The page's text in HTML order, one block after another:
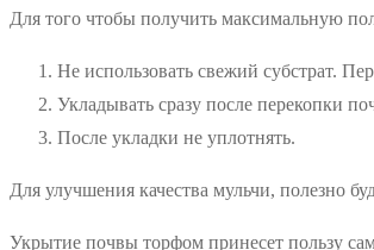
Для того чтобы получить максимальную
Не использовать свежий субстрат.
Укладывать сразу после перекопки
После укладки не уплотнять.
Для улучшения качества мульчи, полезно
Укрытие почвы торфом принесет пользу